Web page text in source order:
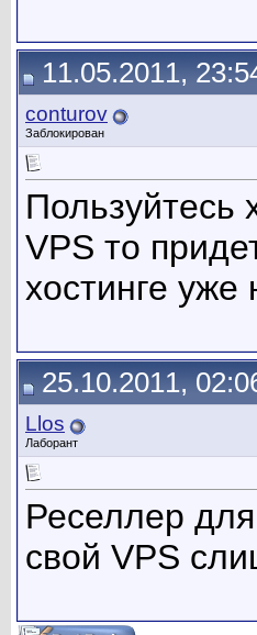
11.05.2011,
conturov
Заблокирован
Пользуйтесь
VPS то
хостинге
25.10.2011,
Llos
Лаборант
Реселлер
свой VPS